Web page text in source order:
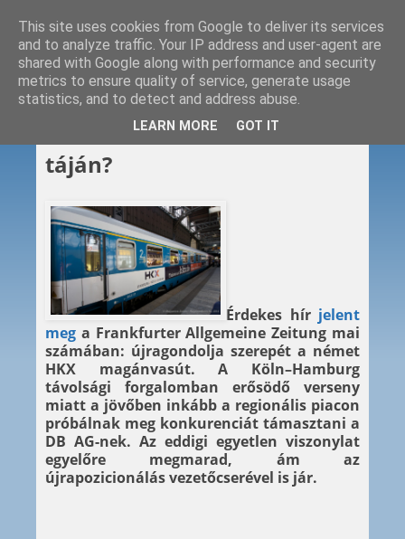
2014. 06. 26.
Váltóállítás a HKX háza
táján?
Érdekes hír jelent
meg a Frankfurter Allgemeine Zeitung mai
számában: újragondolja szerepét a német
HKX magánvasút. A Köln–Hamburg
távolsági forgalomban erősödő verseny
miatt a jövőben inkább a regionális piacon
próbálnak meg konkurenciát támasztani a
DB AG-nek. Az eddigi egyetlen viszonylat
egyelőre megmarad, ám az
újrapozicionálás vezetőcserével is jár.
This site uses cookies from Google to deliver its services
and to analyze traffic. Your IP address and user-agent are
shared with Google along with performance and security
metrics to ensure quality of service, generate usage
statistics, and to detect and address abuse.
LEARN MORE GOT IT